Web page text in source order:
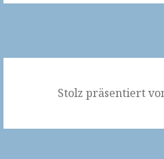
Stolz präsentiert